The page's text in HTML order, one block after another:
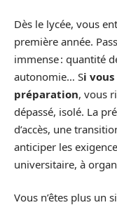
Dès le lycée, vous
première année.
immense : quantité
autonomie… Si vous
préparation, vous
dépassé, isolé. La
d’accès, une
anticiper les
universitaire, à
Vous n’êtes plus un